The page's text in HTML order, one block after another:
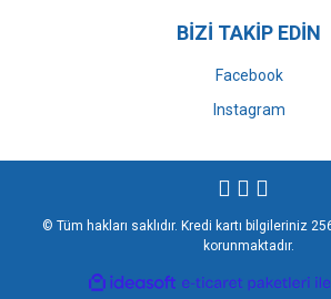
BİZİ TAKİP EDİN
Facebook
Instagram
© Tüm hakları saklıdır. Kredi kartı bilgileriniz
korunmaktadır.
ideasoft
e-